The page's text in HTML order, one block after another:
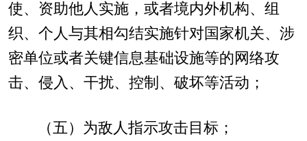
使、资助他人实施，或者境内外机构、组
织、个人与其相勾结实施针对国家机关、涉
密单位或者关键信息基础设施等的网络攻
击、侵入、干扰、控制、破坏等活动；
（五）为敌人指示攻击目标；